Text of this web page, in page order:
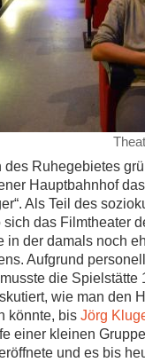
des Ruhegebietes
Hauptbahnhof
Als Teil des
sich das Filmtheater
in der damals noch
Aufgrund
die
wie man den
könnte, bis Jörg
einer kleinen
und es bis